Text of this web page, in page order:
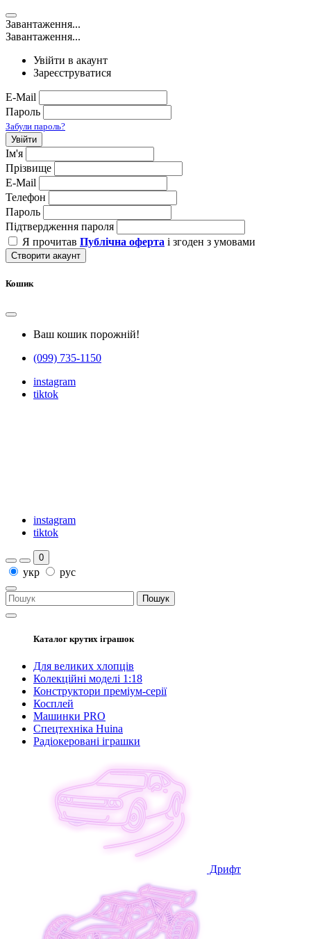
Завантаження...
Завантаження...
Увійти в акаунт
Зареєструватися
E-Mail
Пароль
Забули пароль?
Увійти
Ім'я
Прізвище
E-Mail
Телефон
Пароль
Підтвердження пароля
Я прочитав Публічна оферта і згоден з умовами
Створити акаунт
Кошик
Ваш кошик порожній!
(099) 735-1150
instagram
tiktok
instagram
tiktok
0
укр рус
Пошук
Каталог крутих іграшок
Для великих хлопців
Колекційні моделі 1:18
Конструктори преміум-серії
Косплей
Машинки PRO
Спецтехніка Huina
Радіокеровані іграшки
Дрифт